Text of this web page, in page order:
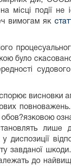
на місці
вимогам як
було
висновки
обов?язковою
завданої
до